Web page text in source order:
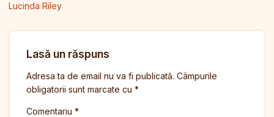
Lucinda Riley
Lasă un răspuns
Adresa ta de email nu va fi publicată. Câmpurile
obligatorii sunt marcate cu *
Comentariu *